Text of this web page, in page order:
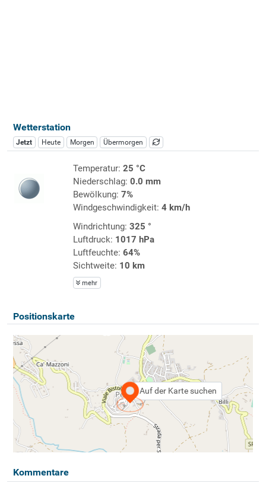
Wetterstation
Jetzt Heute Morgen Übermorgen
Temperatur: 25 °C
Niederschlag: 0.0 mm
Bewölkung: 7%
Windgeschwindigkeit: 4 km/h
Windrichtung: 325 °
Luftdruck: 1017 hPa
Luftfeuchte: 64%
Sichtweite: 10 km
mehr
Positionskarte
Auf der Karte suchen
Kommentare